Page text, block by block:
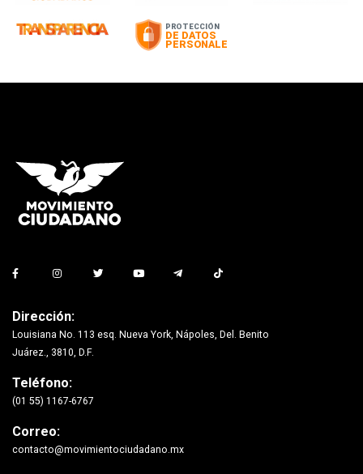
Dirección:
Louisiana No. 113 esq. Nueva York, Nápoles, Del. Benito
Juárez., 3810, D.F.
Teléfono:
(01 55) 1167-6767
Correo:
contacto@movimientociudadano.mx